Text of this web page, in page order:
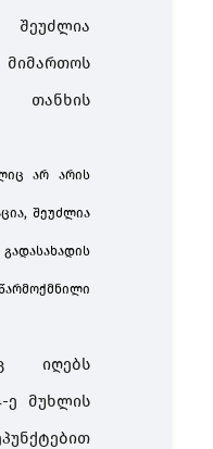
შეუძლია
თანხის
არ არის
შეუძლია
იღებს
ე მუხლის